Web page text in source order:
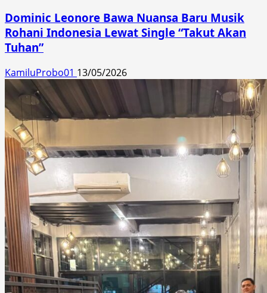
Dominic Leonore Bawa Nuansa Baru Musik
Rohani Indonesia Lewat Single “Takut Akan
Tuhan”
KamiluProbo01 13/05/2026